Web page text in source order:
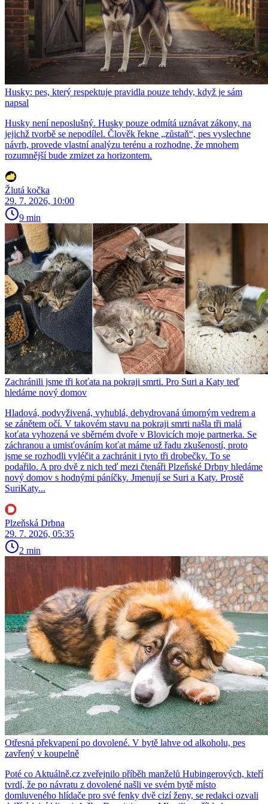
Husky: pes, který respektuje pravidla pouze tehdy, když je sám
napsal
Husky není neposlušný. Husky pouze odmítá uznávat zákony, na
jejichž tvorbě se nepodílel. Člověk řekne „zůstaň“, pes vyslechne
návrh, provede vlastní analýzu terénu a rozhodne, že mnohem
rozumnější bude zmizet za horizontem.
Žlutá kočka
29. 7. 2026, 10:00
9 min
Zachránili jsme tři koťata na pokraji smrti. Pro Suri a Katy teď
hledáme nový domov
Hladová, podvyživená, vyhublá, dehydrovaná úmorným vedrem a
se zánětem očí. V takovém stavu na pokraji smrti našla tři malá
koťata vyhozená ve sběrném dvoře v Blovicích moje partnerka. Se
záchranou a umisťováním koťat máme už řadu zkušeností, proto
jsme se rozhodli vyléčit a zachránit i tyto tři drobečky. To se
podařilo. A pro dvě z nich teď mezi čtenáři Plzeňské Drbny hledáme
nový domov s hodnými páníčky. Jmenují se Suri a Katy. Prostě
SuriKaty...
Plzeňská Drbna
29. 7. 2026, 05:35
2 min
Otřesná překvapení po dovolené. V bytě lahve od alkoholu, pes
zavřený v koupelně
Poté co Aktuálně.cz zveřejnilo příběh manželů Hubingerových, kteří
tvrdí, že po návratu z dovolené našli ve svém bytě místo
domluveného hlídače pro své fenky dvě cizí ženy, se redakci ozvali